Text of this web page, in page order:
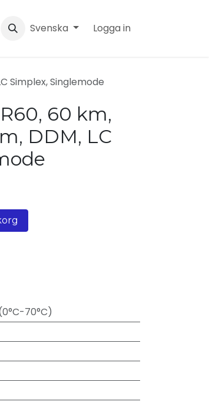
Svenska Logga in
Simplex, Singlemode
60 km,
DDM, LC
70°C)